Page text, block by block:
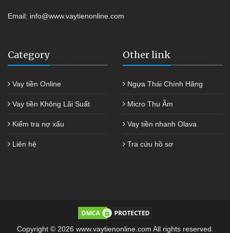
Email: info@www.vaytienonline.com
Category
Vay tiền Online
Vay tiền Không Lãi Suất
Kiểm tra nợ xấu
Liên hệ
Other link
Ngựa Thái Chính Hãng
Micro Thu Âm
Vay tiền nhanh Olava
Tra cứu hồ sơ
Copyright © 2026 www.vaytienonline.com All rights reserved.